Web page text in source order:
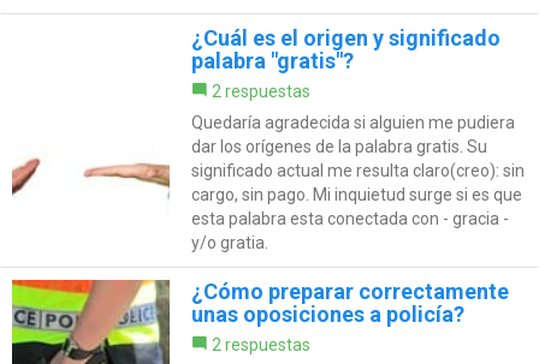
¿Cuál es el origen y significado
palabra "gratis"?
2 respuestas
Quedaría agradecida si alguien me pudiera
dar los orígenes de la palabra gratis. Su
significado actual me resulta claro(creo): sin
cargo, sin pago. Mi inquietud surge si es que
esta palabra esta conectada con - gracia -
y/o gratia.
¿Cómo preparar correctamente
unas oposiciones a policía?
2 respuestas